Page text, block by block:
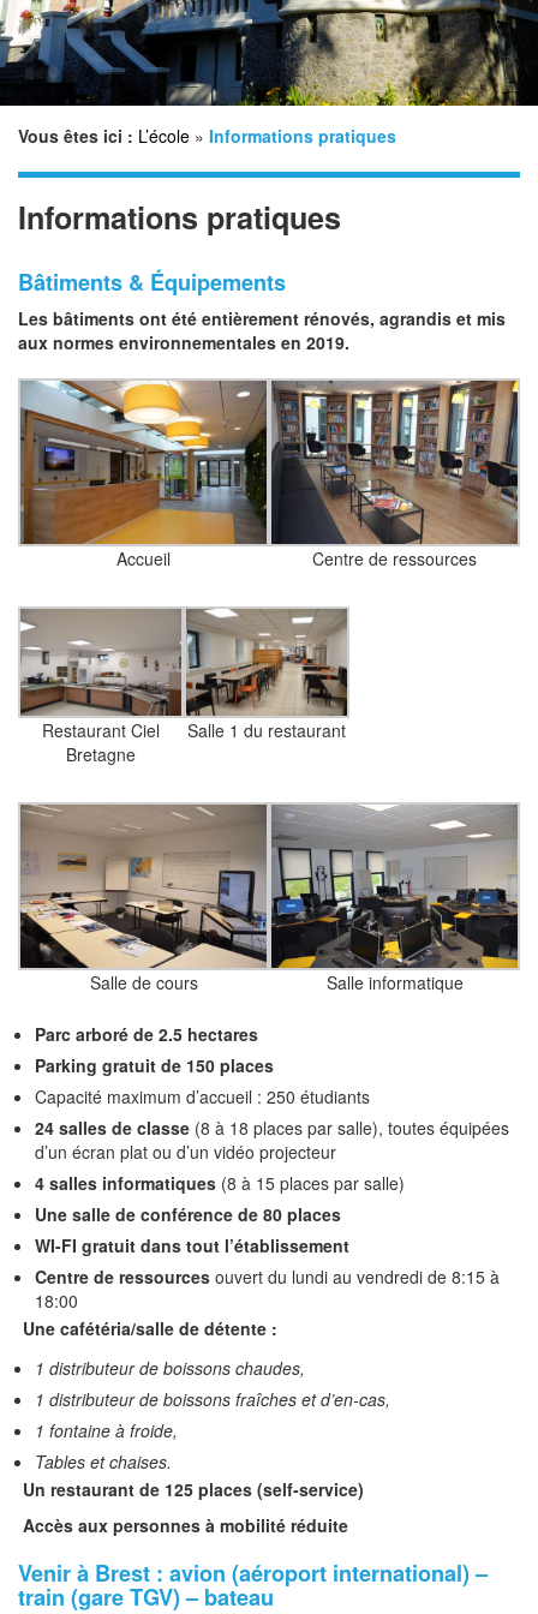
n
Vous êtes ici : L’école » Informations pratiques
Informations pratiques
Bâtiments & Équipements
Les bâtiments ont été entièrement rénovés, agrandis et mis
aux normes environnementales en 2019.
Accueil Centre de ressources
Restaurant Ciel
Bretagne
Salle 1 du restaurant
Salle de cours Salle informatique
Parc arboré de 2.5 hectares
Parking gratuit de 150 places
Capacité maximum d’accueil : 250 étudiants
24 salles de classe (8 à 18 places par salle), toutes équipées
d’un écran plat ou d’un vidéo projecteur
4 salles informatiques (8 à 15 places par salle)
Une salle de conférence de 80 places
WI-FI gratuit dans tout l’établissement
Centre de ressources ouvert du lundi au vendredi de 8:15 à
18:00
Une cafétéria/salle de détente :
1 distributeur de boissons chaudes,
1 distributeur de boissons fraîches et d’en-cas,
1 fontaine à froide,
Tables et chaises.
Un restaurant de 125 places (self-service)
Accès aux personnes à mobilité réduite
Venir à Brest : avion (aéroport international) –
train (gare TGV) – bateau